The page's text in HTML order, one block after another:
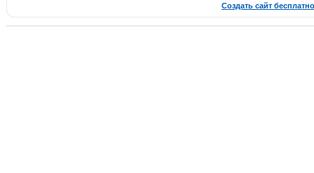
Создать сайт бесплатно